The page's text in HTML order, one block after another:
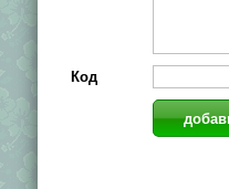
Код